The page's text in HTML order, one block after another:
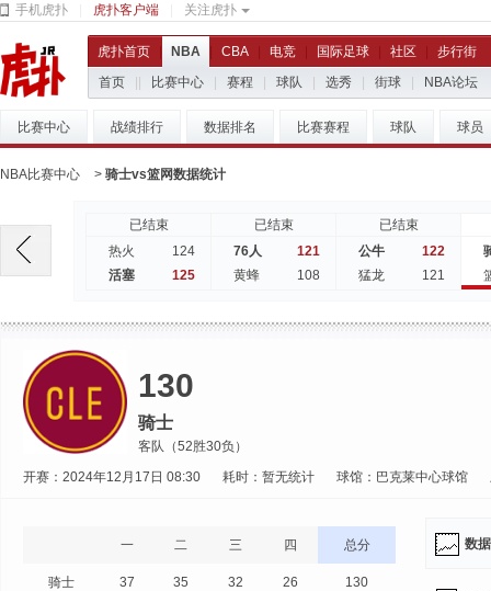
手机虎扑 虎扑客户端 关注虎扑
虎扑首页 NBA CBA 电竞 国际足球 社区
步行街
首页
比赛中心 赛程 球队 选秀 街球 NBA论坛
比赛中心 战绩排行 数据排名 比赛赛程 球队 球员
NBA比赛中心 > 骑士vs篮网数据统计
已结束
热火
124
活塞
125
已结束
76人
121
黄蜂
108
已结束
公牛
122
猛龙
121
130
骑士
客队（52胜30负）
开赛：2024年12月17日 08:30
耗时：暂无统计 球馆：巴克莱中心球馆
一 二 三 四 总分
骑士 37 35 32 26 130
数